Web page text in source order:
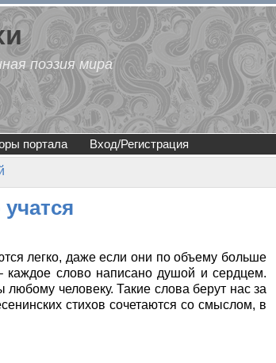
поэзия мира
портала Вход/Регистрация
легко, даже если они по объему больше
каждое слово написано душой и сердцем.
человеку. Такие слова берут нас за
стихов сочетаются со смыслом, в